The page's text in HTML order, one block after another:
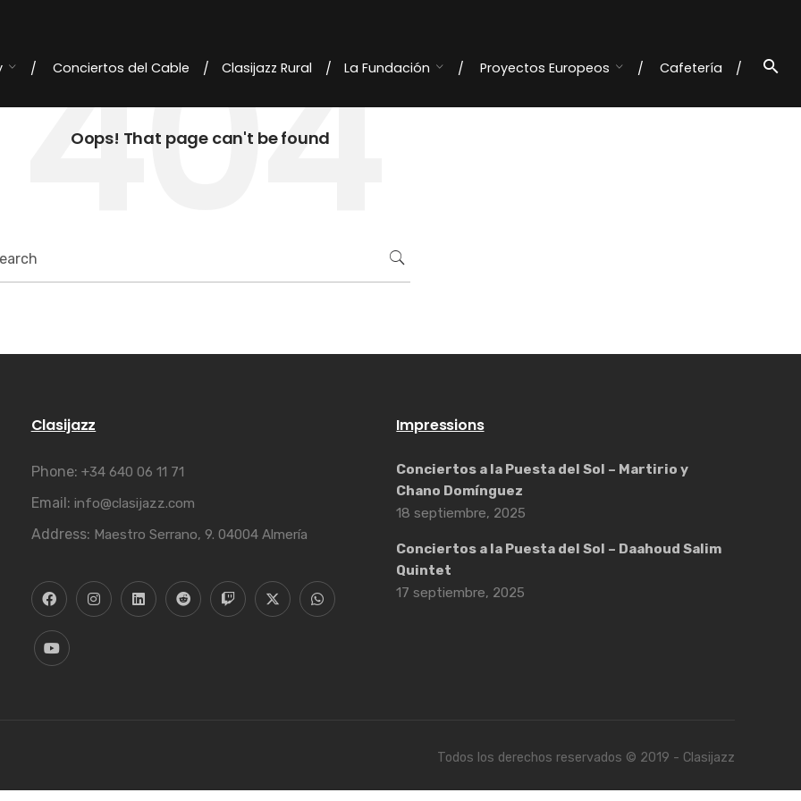
Conciertos del Cable Clasijazz Rural La Fundación Proyectos Europeos
Cafetería
404
Oops! That page can't be found
Clasijazz
Phone: +34 640 06 11 71
Email: info@clasijazz.com
Address: Maestro Serrano, 9. 04004 Almería
Impressions
Conciertos a la Puesta del Sol – Martirio y
Chano Domínguez
18 septiembre, 2025
Conciertos a la Puesta del Sol – Daahoud Salim
Quintet
17 septiembre, 2025
Todos los derechos reservados © 2019 - Clasijazz